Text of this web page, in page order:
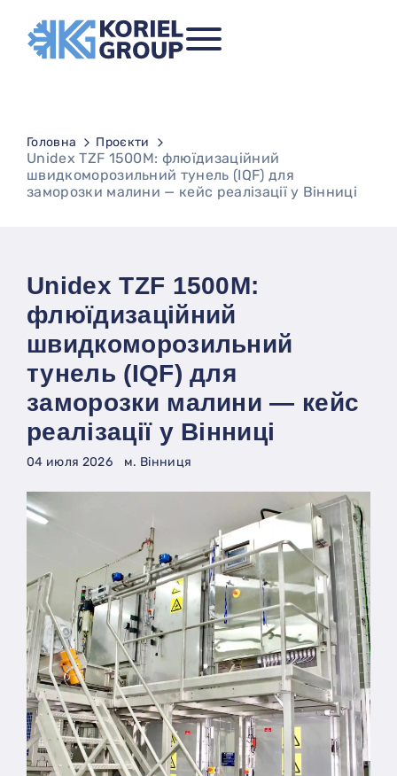
Головна Проєкти
Unidex TZF 1500M: флюїдизаційний
швидкоморозильний тунель (IQF) для
заморозки малини — кейс реалізації у Вінниці
Unidex TZF 1500M:
флюїдизаційний
швидкоморозильний
тунель (IQF) для
заморозки малини — кейс
реалізації у Вінниці
04 июля 2026 м. Вінниця